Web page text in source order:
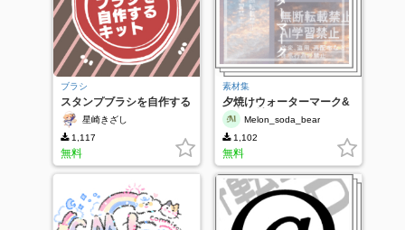
ブラシ
スタンプブラシを自作する
キット星崎きざし
1,117
無料
素材集
夕焼けウォーターマーク&
写真素材Melon_soda_bear
1,102
無料